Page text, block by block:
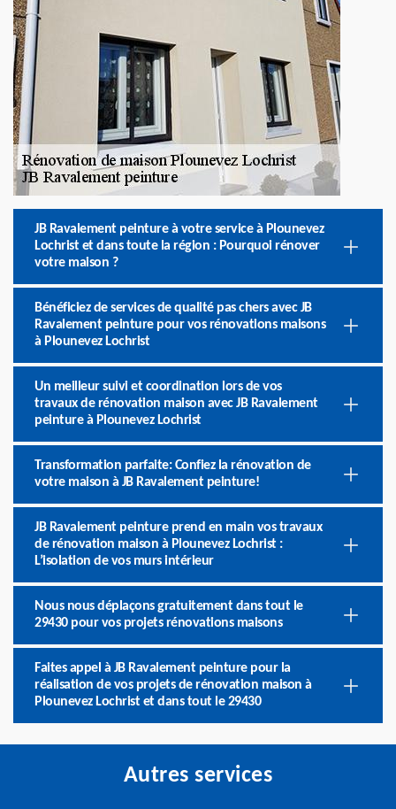
JB Ravalement peinture à votre service à Plounevez
Lochrist et dans toute la région : Pourquoi rénover
votre maison ?
Bénéficiez de services de qualité pas chers avec JB
Ravalement peinture pour vos rénovations maisons
à Plounevez Lochrist
Un meilleur suivi et coordination lors de vos
travaux de rénovation maison avec JB Ravalement
peinture à Plounevez Lochrist
Transformation parfaite: Confiez la rénovation de
votre maison à JB Ravalement peinture!
JB Ravalement peinture prend en main vos travaux
de rénovation maison à Plounevez Lochrist :
L’isolation de vos murs intérieur
Nous nous déplaçons gratuitement dans tout le
29430 pour vos projets rénovations maisons
Faites appel à JB Ravalement peinture pour la
réalisation de vos projets de rénovation maison à
Plounevez Lochrist et dans tout le 29430
Autres services